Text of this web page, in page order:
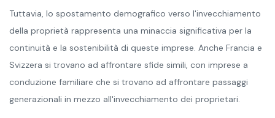
Tuttavia, lo spostamento demografico verso l'invecchiamento
della proprietà rappresenta una minaccia significativa per la
continuità e la sostenibilità di queste imprese. Anche Francia e
Svizzera si trovano ad affrontare sfide simili, con imprese a
conduzione familiare che si trovano ad affrontare passaggi
generazionali in mezzo all'invecchiamento dei proprietari.